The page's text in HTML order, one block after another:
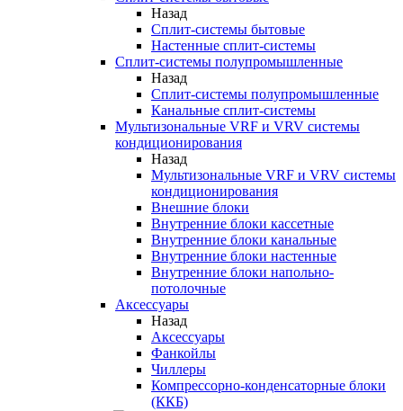
Назад
Сплит-системы бытовые
Настенные сплит-системы
Сплит-системы полупромышленные
Назад
Сплит-системы полупромышленные
Канальные сплит-системы
Мультизональные VRF и VRV системы
кондиционирования
Назад
Мультизональные VRF и VRV системы
кондиционирования
Внешние блоки
Внутренние блоки кассетные
Внутренние блоки канальные
Внутренние блоки настенные
Внутренние блоки напольно-
потолочные
Аксессуары
Назад
Аксессуары
Фанкойлы
Чиллеры
Компрессорно-конденсаторные блоки
(ККБ)